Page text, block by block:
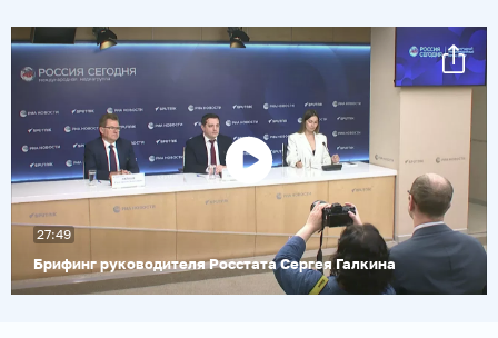
Воспроизвести
Брифинг руководителя Росстата Сергея Галкина
27:49